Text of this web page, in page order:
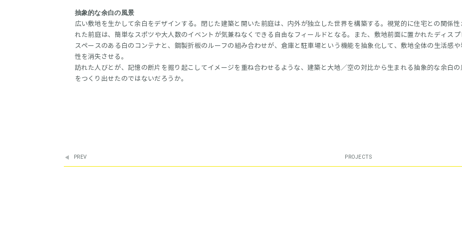
抽象的な余白の風景
広い敷地を生かして余白をデザインする。閉じた建築と開いた前庭は、内外が独立した世界を構築する。視覚的に住宅との関係性
れた前庭は、簡単なスポツや大人数のイベントが気兼ねなくできる自由なフィールドとなる。また、敷地前面に置かれたディスプ
スペースのある白のコンテナと、鋼製折板のルーフの組み合わせが、倉庫と駐車場という機能を抽象化して、敷地全体の生活感や
性を消失させる。
訪れた人びとが、記憶の断片を掘り起こしてイメージを重ね合わせるような、建築と大地／空の対比から生まれる抽象的な余白の
をつくり出せたのではないだろうか。
PREV PROJECTS